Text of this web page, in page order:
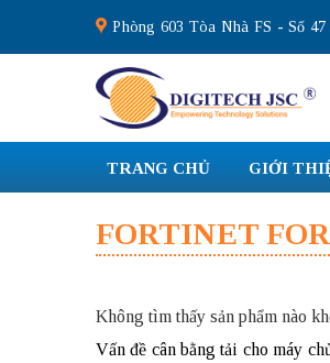
content
Phòng 603 Tòa Nhà FS - Số
TRANG CHỦ GIỚI
FORTINET
Không tìm thấy sản phẩm nào
Vấn đề cân bằng tải cho máy